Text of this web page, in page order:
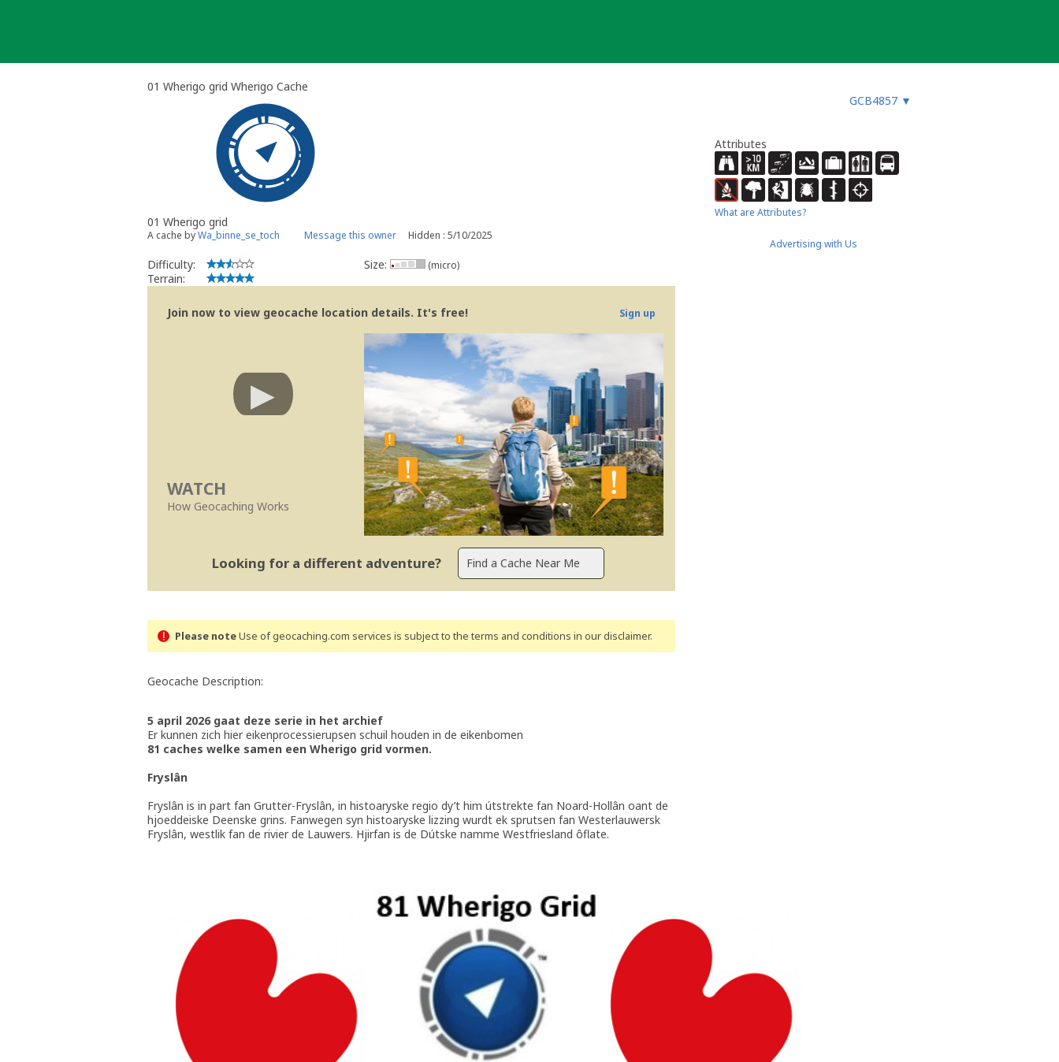
01 Wherigo grid Wherigo Cache
GCB4857 ▼
01 Wherigo grid
A cache byWa_binne_se_toch Message this owner Hidden : 5/10/2025
Difficulty:
Terrain:
Size: (micro)
Join now to view geocache location details. It's free! Sign up
WATCH
How Geocaching Works
Looking for a different adventure?
Please noteUse of geocaching.com services is subject to the terms and conditions in our disclaimer.
Geocache Description:
5 april 2026 gaat deze serie in het archief
Er kunnen zich hier eikenprocessierupsen schuil houden in de eikenbomen
81 caches welke samen een Wherigo grid vormen.
Fryslân
Fryslân is in part fan Grutter-Fryslân, in histoaryske regio dy’t him útstrekte fan Noard-Hollân oant de
hjoeddeiske Deenske grins. Fanwegen syn histoaryske lizzing wurdt ek sprutsen fan Westerlauwersk
Fryslân, westlik fan de rivier de Lauwers. Hjirfan is de Dútske namme Westfriesland ôflate.
Attributes
What are Attributes?
Advertising with Us